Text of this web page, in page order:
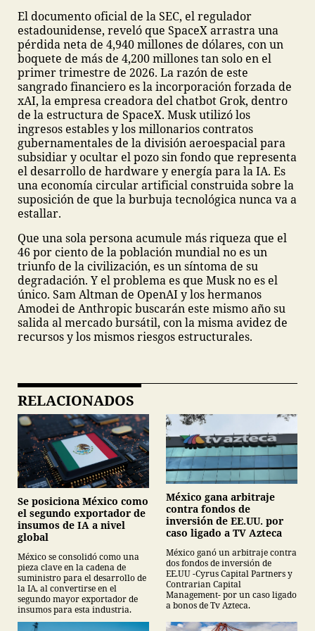
El documento oficial de la SEC, el regulador
estadounidense, reveló que SpaceX arrastra una
pérdida neta de 4,940 millones de dólares, con un
boquete de más de 4,200 millones tan solo en el
primer trimestre de 2026. La razón de este
sangrado financiero es la incorporación forzada de
xAI, la empresa creadora del chatbot Grok, dentro
de la estructura de SpaceX. Musk utilizó los
ingresos estables y los millonarios contratos
gubernamentales de la división aeroespacial para
subsidiar y ocultar el pozo sin fondo que representa
el desarrollo de hardware y energía para la IA. Es
una economía circular artificial construida sobre la
suposición de que la burbuja tecnológica nunca va a
estallar.
Que una sola persona acumule más riqueza que el
46 por ciento de la población mundial no es un
triunfo de la civilización, es un síntoma de su
degradación. Y el problema es que Musk no es el
único. Sam Altman de OpenAI y los hermanos
Amodei de Anthropic buscarán este mismo año su
salida al mercado bursátil, con la misma avidez de
recursos y los mismos riesgos estructurales.
RELACIONADOS
Se posiciona México como
el segundo exportador de
insumos de IA a nivel
global
México se consolidó como una
pieza clave en la cadena de
suministro para el desarrollo de
la IA, al convertirse en el
segundo mayor exportador de
insumos para esta industria.
México gana arbitraje
contra fondos de
inversión de EE.UU. por
caso ligado a TV Azteca
México ganó un arbitraje contra
dos fondos de inversión de
EE.UU -Cyrus Capital Partners y
Contrarian Capital
Management- por un caso ligado
a bonos de Tv Azteca.